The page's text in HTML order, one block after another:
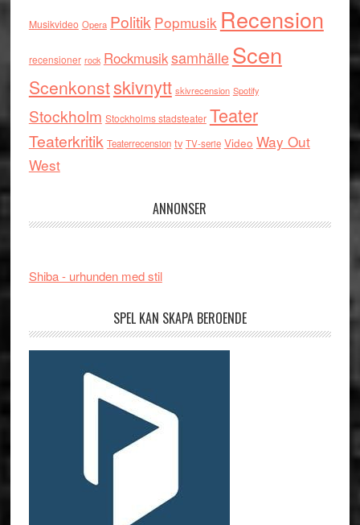
Musikvideo Opera Politik Popmusik Recension
recensioner rock RockmusiksamhälleScen
Scenkonstskivnytt skivrecension Spotify
Stockholm Stockholms stadsteater Teater
Teaterkritik Teaterrecension tv TV-serie Video Way Out
West
ANNONSER
Shiba - urhunden med stil
SPEL KAN SKAPA BEROENDE